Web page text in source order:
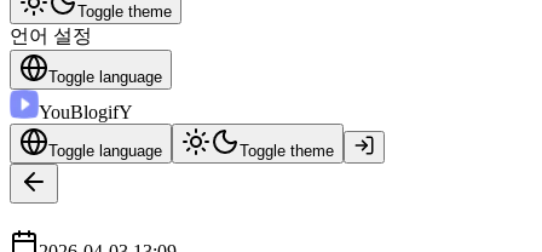
Toggle theme
언어 설정
Toggle language
YouBlogifY
Toggle language Toggle theme